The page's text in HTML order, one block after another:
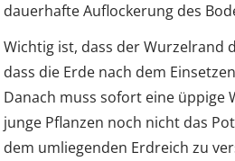
dauerhafte Auflockerung des
Wichtig ist, dass der Wurzelrand
dass die Erde nach dem
Danach muss sofort eine üppige
junge Pflanzen noch nicht das
dem umliegenden Erdreich zu